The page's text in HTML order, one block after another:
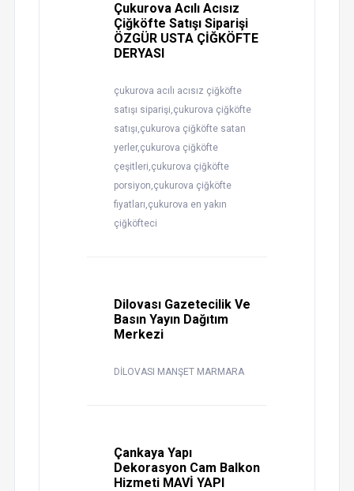
Çukurova Acılı Acısız
Çiğköfte Satışı Siparişi
ÖZGÜR USTA ÇİĞKÖFTE
DERYASI
çukurova acılı acısız çiğköfte
satışı siparişi,çukurova çiğköfte
satışı,çukurova çiğköfte satan
yerler,çukurova çiğköfte
çeşitleri,çukurova çiğköfte
porsiyon,çukurova çiğköfte
fiyatları,çukurova en yakın
çiğköfteci
Dilovası Gazetecilik Ve
Basın Yayın Dağıtım
Merkezi
DİLOVASI MANŞET MARMARA
Çankaya Yapı
Dekorasyon Cam Balkon
Hizmeti MAVİ YAPI